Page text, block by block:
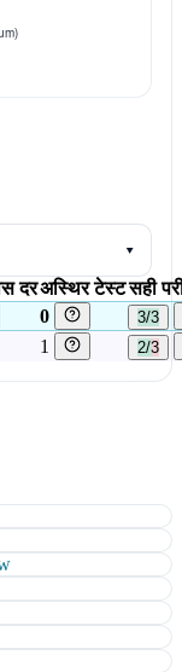
▾
दरअस्थिर टेस्टसही
0 3/3
1 2/3